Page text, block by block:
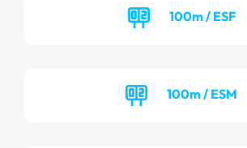
100m / ESF
100m / ESM